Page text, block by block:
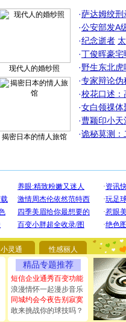
现代人的婚纱照
揭密日本的情人旅馆
·萨达姆绞刑
·公安部发A
·纪念逝者
·丁俊晖豪
·野生东北
·专家辩论伪
·校花口述：
·女白领祼体
·曹颖印小天
·诡秘莫测：
小灵通 性感丽人
精品专题推荐
短信企业通秀百变功能
浪漫情怀一起漫步音乐
同城约会今夜告别寂寞
敢来挑战你的球技吗？
[圣诞节]
要平安！
[圣诞节]
能正大光
都要快乐
[圣诞节]
如意,快
[元旦]看
断电。爱